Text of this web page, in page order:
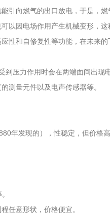
引向燃气的出口放电，于是，
因电场作用产生机械变形，这
性和自修复性等功能，在未来的
力作用时会在两端面间出现
测量元件以及电声传感器等。
年发现的），性稳定，但价格
意形状，价格便宜。